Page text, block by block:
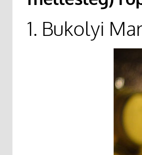
1. Bukolyi